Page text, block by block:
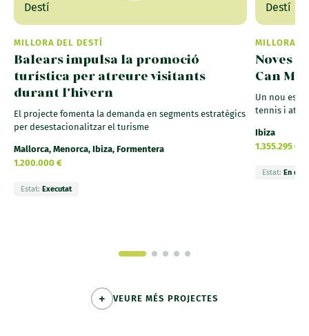
MILLORA DEL DESTÍ
Balears impulsa la promoció
turística per atreure visitants
durant l'hivern
El projecte fomenta la demanda en segments estratègics
per desestacionalitzar el turisme
Mallorca, Menorca, Ibiza, Formentera
1.200.000 €
Estat: Executat
MILLORA
Noves
Can
Un nou
tennis i
Ibiza
1.355.295 €
Estat: En
VEURE MÉS PROJECTES